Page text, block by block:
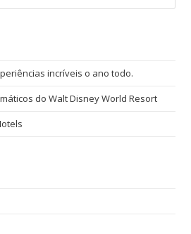
incríveis o ano todo.
do Walt Disney World Resort